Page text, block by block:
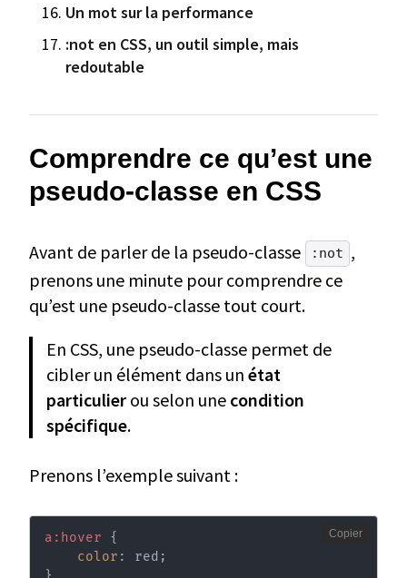
Un mot sur la performance
:not en CSS, un outil simple, mais
redoutable
Comprendre ce qu’est une
pseudo-classe en CSS
Avant de parler de la pseudo-classe :not ,
prenons une minute pour comprendre ce
qu’est une pseudo-classe tout court.
En CSS, une pseudo-classe permet de
cibler un élément dans un état
particulierou selon une condition
spécifique.
Prenons l’exemple suivant :
a:hover
{
color : red ;
Copier